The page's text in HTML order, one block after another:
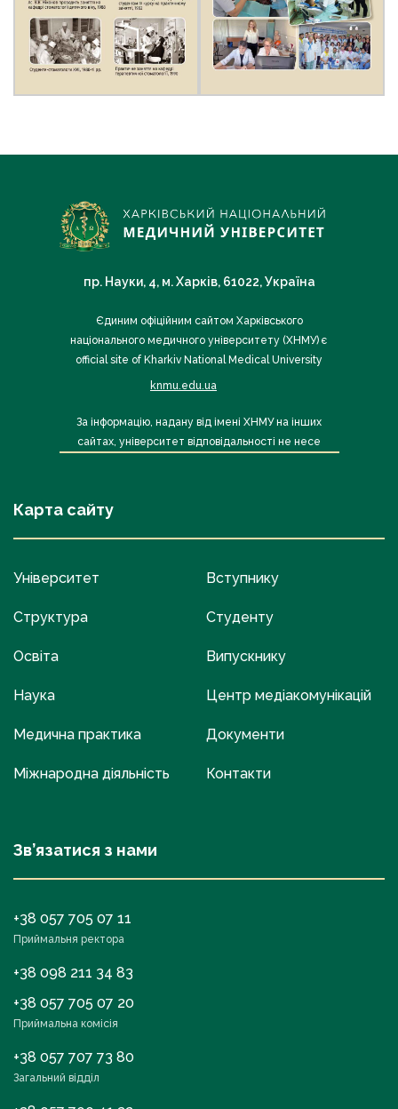
пр. Науки, 4, м. Харків, 61022, Україна
Єдиним офіційним сайтом Харківського
національного медичного університету (ХНМУ) є
official site of Kharkiv National Medical University
knmu.edu.ua
За інформацію, надану від імені ХНМУ на інших
сайтах, університет відповідальності не несе
Карта сайту
Університет
Структура
Освіта
Наука
Медична практика
Міжнародна діяльність
Вступнику
Студенту
Випускнику
Центр медіакомунікацій
Документи
Контакти
Зв’язатися з нами
+38 057 705 07 11
Приймальня ректора
+38 098 211 34 83
+38 057 705 07 20
Приймальна комісія
+38 057 707 73 80
Загальний відділ